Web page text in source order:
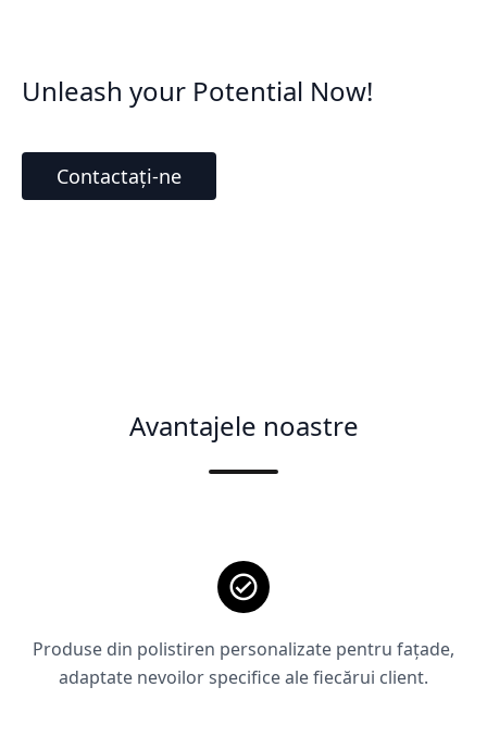
Unleash your Potential Now!
Contactați-ne
Avantajele noastre
Produse din polistiren personalizate pentru fațade,
adaptate nevoilor specifice ale fiecărui client.